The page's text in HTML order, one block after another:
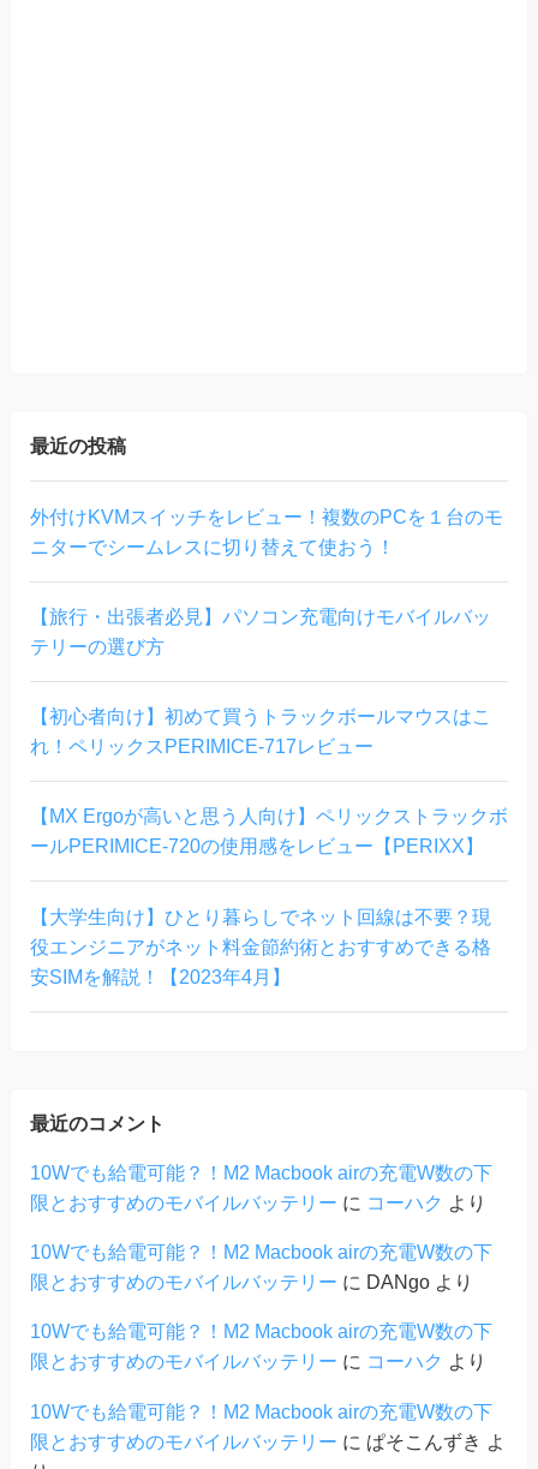
最近の投稿
外付けKVMスイッチをレビュー！複数のPCを１台のモ
ニターでシームレスに切り替えて使おう！
【旅行・出張者必見】パソコン充電向けモバイルバッ
テリーの選び方
【初心者向け】初めて買うトラックボールマウスはこ
れ！ペリックスPERIMICE-717レビュー
【MX Ergoが高いと思う人向け】ペリックストラックボ
ールPERIMICE-720の使用感をレビュー【PERIXX】
【大学生向け】ひとり暮らしでネット回線は不要？現
役エンジニアがネット料金節約術とおすすめできる格
安SIMを解説！【2023年4月】
最近のコメント
10Wでも給電可能？！M2 Macbook airの充電W数の下
限とおすすめのモバイルバッテリー に コーハク より
10Wでも給電可能？！M2 Macbook airの充電W数の下
限とおすすめのモバイルバッテリー に DANgoより
10Wでも給電可能？！M2 Macbook airの充電W数の下
限とおすすめのモバイルバッテリー に コーハク より
10Wでも給電可能？！M2 Macbook airの充電W数の下
限とおすすめのモバイルバッテリー に ぱそこんずき よ